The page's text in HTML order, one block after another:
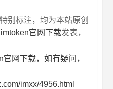
别标注，均为本站原创
imtoken官网下载发表，
官网下载，如有疑问，
imxx/4956.html